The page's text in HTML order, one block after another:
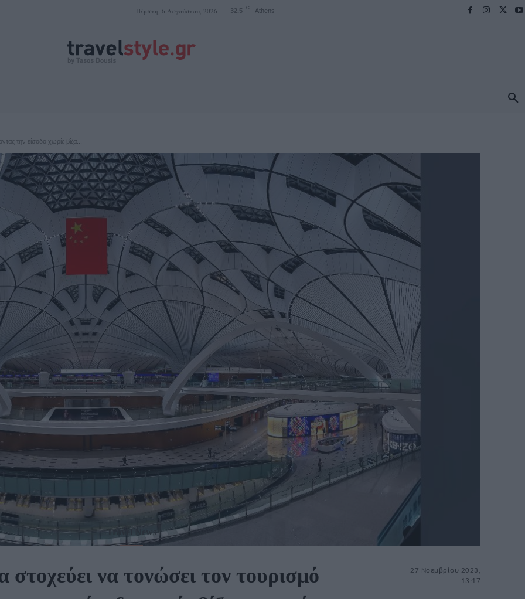
Πέμπτη, 6 Αυγούστου, 2026 32.5 C Athens
την είσοδο χωρίς βίζα...
Travel News
στοχεύει να τονώσει τον τουρισμό
27 Νοεμβρίου 2023,
13:17